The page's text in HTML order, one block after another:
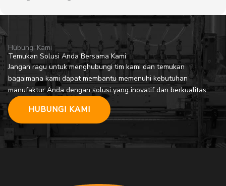
Hubungi Kami
Temukan Solusi Anda Bersama Kami
Jangan ragu untuk menghubungi tim kami dan temukan
bagaimana kami dapat membantu memenuhi kebutuhan
manufaktur Anda dengan solusi yang inovatif dan berkualitas.
HUBUNGI KAMI